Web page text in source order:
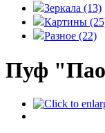
Зеркала (13)
Картины
Разное (22)
Пуф